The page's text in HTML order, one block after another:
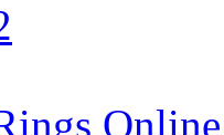
Online